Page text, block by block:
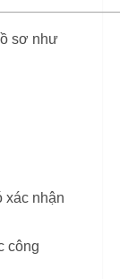
sơ như
xác nhận
công